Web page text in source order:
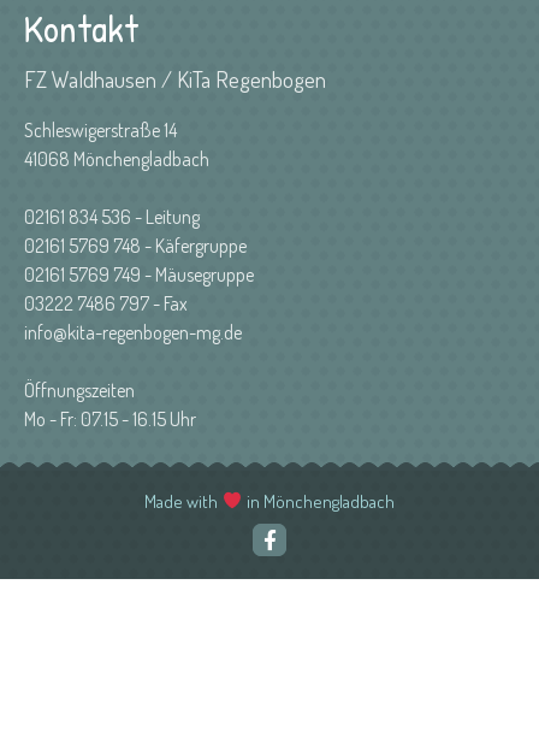
Kontakt
FZ Waldhausen / KiTa Regenbogen
Schleswigerstraße 14
41068 Mönchengladbach
02161 834 536 - Leitung
02161 5769 748 - Käfergruppe
02161 5769 749 - Mäusegruppe
03222 7486 797 - Fax
info@kita-regenbogen-mg.de
Öffnungszeiten
Mo - Fr: 07.15 - 16.15 Uhr
Made with in Mönchengladbach